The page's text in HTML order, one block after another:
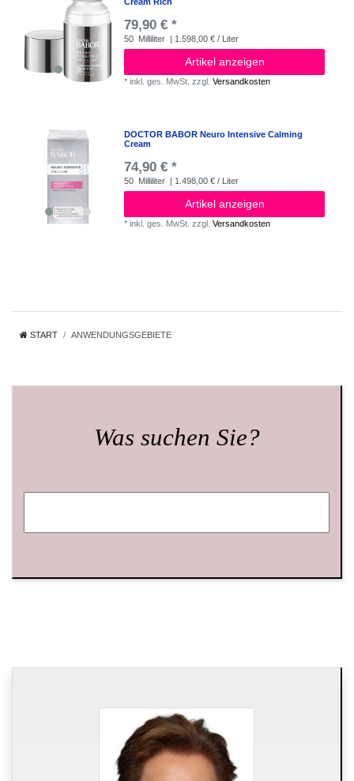
79,90 € *
50 Milliliter | 1.598,00 € / Liter
Artikel anzeigen
*inkl. ges. MwSt. zzgl.Versandkosten
DOCTOR BABOR Neuro Intensive Calming
Cream
74,90 € *
50 Milliliter | 1.498,00 € / Liter
Artikel anzeigen
*inkl. ges. MwSt. zzgl.Versandkosten
START ANWENDUNGSGEBIETE
Was suchen Sie?